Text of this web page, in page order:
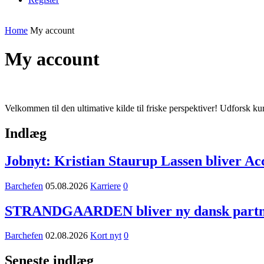
Home My account
My account
Velkommen til den ultimative kilde til friske perspektiver! Udforsk
Indlæg
Jobnyt: Kristian Staurup Lassen bliver
Barchefen 05.08.2026 Karriere 0
STRANDGAARDEN bliver ny dansk
Barchefen 02.08.2026 Kort nyt 0
Seneste indlæg